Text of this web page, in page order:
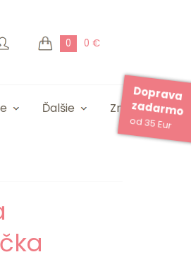
0 0 €
Doprava
zadarmo
od 35 Eur
Ďalšie Značky